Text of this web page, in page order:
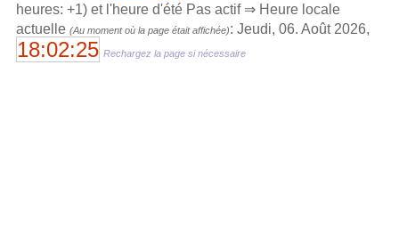
heures: +1) et l'heure d'été Pas actif ⇒ Heure locale
actuelle (Au moment où la page était affichée): Jeudi, 06. Août 2026,
18:02:25 Rechargez la page si nécessaire